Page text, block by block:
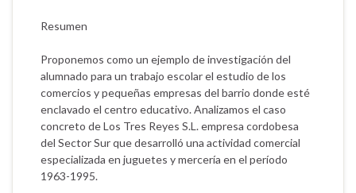
Resumen
Proponemos como un ejemplo de investigación del
alumnado para un trabajo escolar el estudio de los
comercios y pequeñas empresas del barrio donde esté
enclavado el centro educativo. Analizamos el caso
concreto de Los Tres Reyes S.L. empresa cordobesa
del Sector Sur que desarrolló una actividad comercial
especializada en juguetes y mercería en el período
1963-1995.